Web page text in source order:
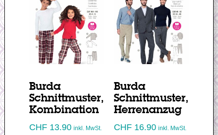
Burda
Schnittmuster,
Kombination
CHF13.90 inkl. MwSt.
Burda
Schnittmuster,
Herrenanzug
CHF16.90 inkl. MwSt.